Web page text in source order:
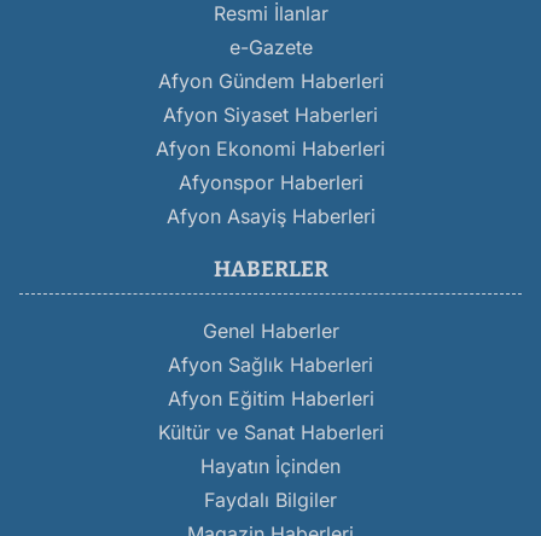
Resmi İlanlar
e-Gazete
Afyon Gündem Haberleri
Afyon Siyaset Haberleri
Afyon Ekonomi Haberleri
Afyonspor Haberleri
Afyon Asayiş Haberleri
HABERLER
Genel Haberler
Afyon Sağlık Haberleri
Afyon Eğitim Haberleri
Kültür ve Sanat Haberleri
Hayatın İçinden
Faydalı Bilgiler